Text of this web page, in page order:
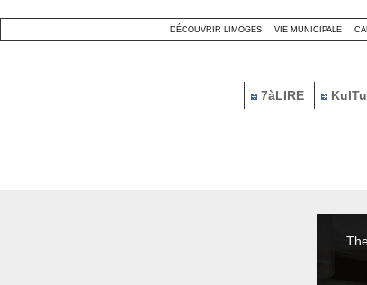
DÉCOUVRIR LIMOGES VIE MUNICIPALE
7àLIRE